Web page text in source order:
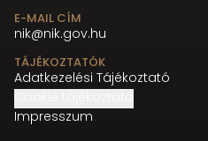
E-MAIL CÍM
nik@nik.gov.hu
TÁJÉKOZTATÓK
Adatkezelési Tájékoztató
Impresszum